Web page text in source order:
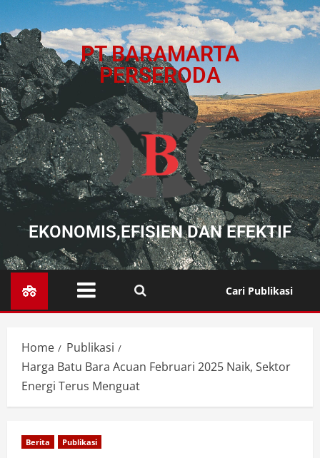
PT BARAMARTA
PERSERODA
EKONOMIS,EFISIEN DAN EFEKTIF
Cari Publikasi
Home
Publikasi
Harga Batu Bara Acuan Februari 2025 Naik, Sektor
Energi Terus Menguat
Berita Publikasi